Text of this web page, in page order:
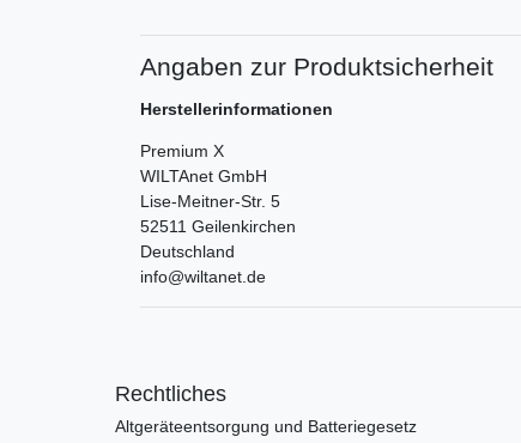
Angaben zur Produktsicherheit
Herstellerinformationen
Premium X
WILTAnet GmbH
Lise-Meitner-Str. 5
52511 Geilenkirchen
Deutschland
info@wiltanet.de
Rechtliches
Altgeräteentsorgung und Batteriegesetz